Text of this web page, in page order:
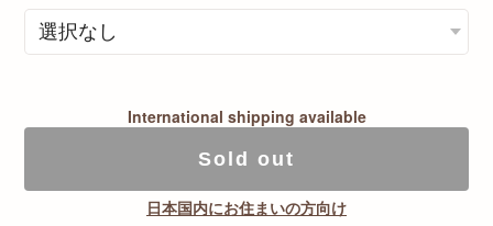
International shipping available
Sold out
日本国内にお住まいの方向け